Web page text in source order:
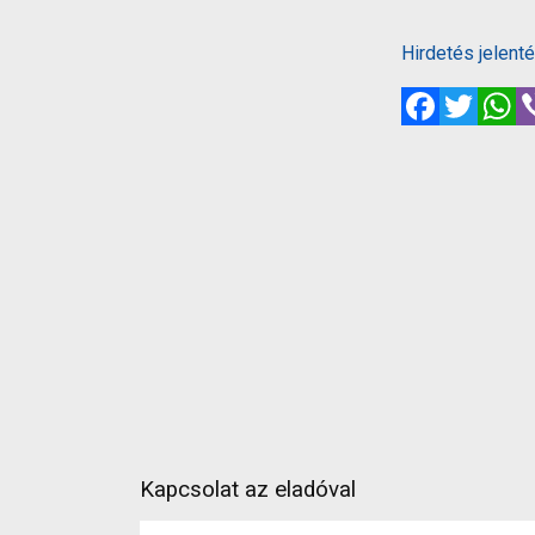
Hirdetés
FacebookTwitter
Kapcsolat az eladóval